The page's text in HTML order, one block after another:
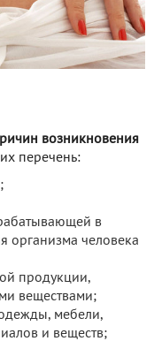
возникновения
перечень:
в
организма человека
продукции,
веществами;
мебели,
и веществ;